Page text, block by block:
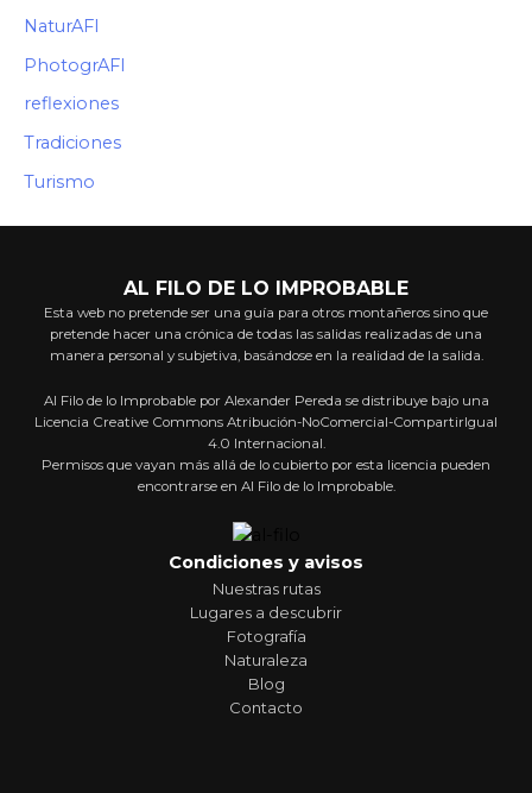
NaturAFI
PhotogrAFI
reflexiones
Tradiciones
Turismo
AL FILO DE LO IMPROBABLE
Esta web no pretende ser una guía para otros montañeros sino que
pretende hacer una crónica de todas las salidas realizadas de una
manera personal y subjetiva, basándose en la realidad de la salida.
Al Filo de lo Improbable por Alexander Pereda se distribuye bajo una
Licencia Creative Commons Atribución-NoComercial-CompartirIgual
4.0 Internacional.
Permisos que vayan más allá de lo cubierto por esta licencia pueden
encontrarse en Al Filo de lo Improbable.
Condiciones y avisos
Nuestras rutas
Lugares a descubrir
Fotografía
Naturaleza
Blog
Contacto